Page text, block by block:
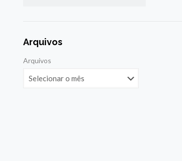
Arquivos
Arquivos